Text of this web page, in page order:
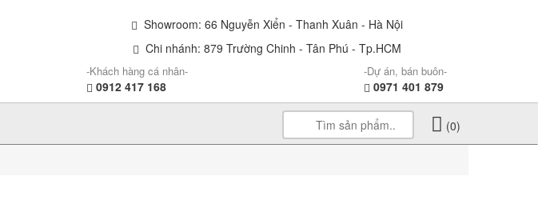
Showroom: 66 Nguyễn Xiển - Thanh Xuân - Hà Nội
Chi nhánh: 879 Trường Chinh - Tân Phú - Tp.HCM
-Khách hàng cá nhân-
0912 417 168
-Dự án, bán buôn-
0971 401 879
(0)